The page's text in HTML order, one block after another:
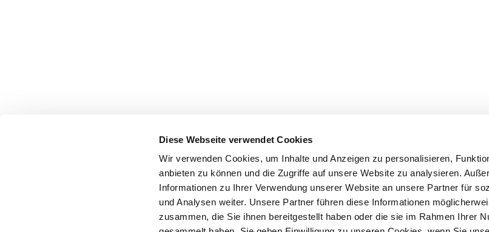
Diese Webseite verwendet Cookies
Wir verwenden Cookies, um Inhalte und Anzeigen zu personalisieren,
anbieten zu können und die Zugriffe auf unsere Website zu analysieren.
Informationen zu Ihrer Verwendung unserer Website an unsere Partner für
und Analysen weiter. Unsere Partner führen diese Informationen
zusammen, die Sie ihnen bereitgestellt haben oder die sie im Rahmen Ihrer